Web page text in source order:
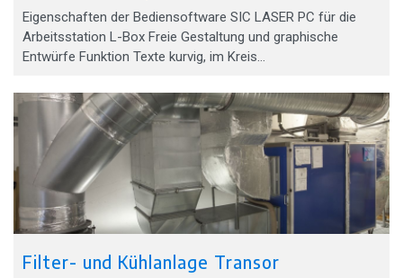
Eigenschaften der Bediensoftware SIC LASER PC für die
Arbeitsstation L-Box Freie Gestaltung und graphische
Entwürfe Funktion Texte kurvig, im Kreis…
Filter- und Kühlanlage Transor